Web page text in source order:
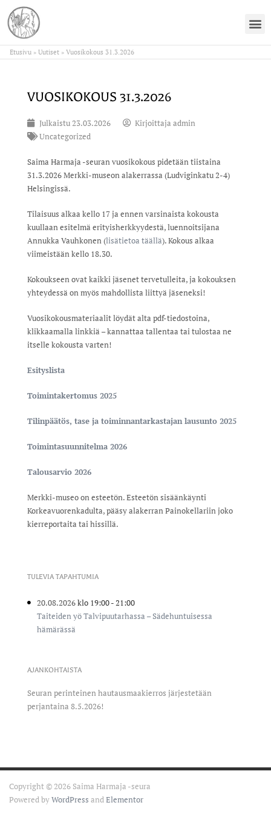
Etusivu » Uutiset » Vuosikokous 31.3.2026
VUOSIKOKOUS 31.3.2026
Julkaistu23.03.2026 Kirjoittaja admin
Uncategorized
Saima Harmaja -seuran vuosikokous pidetään tiistaina
31.3.2026 Merkki-museon alakerrassa (Ludviginkatu 2-4)
Helsingissä.
Tilaisuus alkaa kello 17 ja ennen varsinaista kokousta
kuullaan esitelmä erityisherkkyydestä, luennoitsijana
Annukka Vauhkonen (lisätietoa täällä). Kokous alkaa
viimeistään kello 18.30.
Kokoukseen ovat kaikki jäsenet tervetulleita, ja kokouksen
yhteydessä on myös mahdollista liittyä jäseneksi!
Vuosikokousmateriaalit löydät alta pdf-tiedostoina,
klikkaamalla linkkiä – kannattaa tallentaa tai tulostaa ne
itselle kokousta varten!
Esityslista
Toimintakertomus 2025
Tilinpäätös, tase ja toiminnantarkastajan lausunto 2025
Toimintasuunnitelma 2026
Talousarvio 2026
Merkki-museo on esteetön. Esteetön sisäänkäynti
Korkeavuorenkadulta, pääsy alakerran Painokellariin joko
kierreportaita tai hissillä.
TULEVIA TAPAHTUMIA
20.08.2026klo 19:00- 21:00
Taiteiden yö Talvipuutarhassa – Sädehuntuisessa
hämärässä
AJANKOHTAISTA
Seuran perinteinen hautausmaakierros järjestetään
perjantaina 8.5.2026!
Copyright © 2026 Saima Harmaja -seura
Powered byWordPress andElementor